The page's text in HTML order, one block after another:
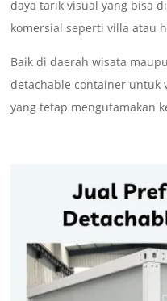
daya tarik visual yang bisa
komersial seperti villa atau
Baik di daerah wisata
detachable container untuk
yang tetap mengutamakan